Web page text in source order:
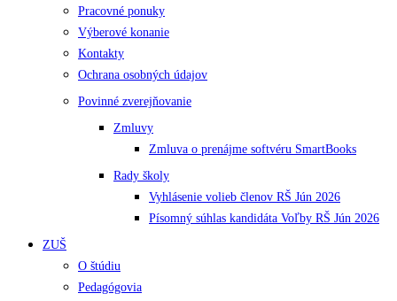
Pracovné ponuky
Výberové konanie
Kontakty
Ochrana osobných údajov
Povinné zverejňovanie
Zmluvy
Zmluva o prenájme softvéru SmartBooks
Rady školy
Vyhlásenie volieb členov RŠ Jún 2026
Písomný súhlas kandidáta Voľby RŠ Jún 2026
ZUŠ
O štúdiu
Pedagógovia